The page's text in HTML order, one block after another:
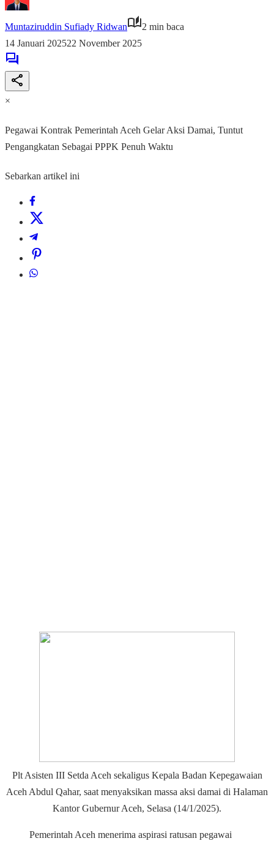
Muntaziruddin Sufiady Ridwan
2 min baca
14 Januari 202522 November 2025
×
Pegawai Kontrak Pemerintah Aceh Gelar Aksi Damai, Tuntut
Pengangkatan Sebagai PPPK Penuh Waktu
Sebarkan artikel ini
Plt Asisten III Setda Aceh sekaligus Kepala Badan Kepegawaian
Aceh Abdul Qahar, saat menyaksikan massa aksi damai di Halaman
Kantor Gubernur Aceh, Selasa (14/1/2025).
Pemerintah Aceh menerima aspirasi ratusan pegawai